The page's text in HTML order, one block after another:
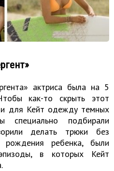
актриса была на 5
как-то скрыть этот
для Кейт одежду темных
специально подбирали
делать трюки без
рождения ребенка, были
в которых Кейт